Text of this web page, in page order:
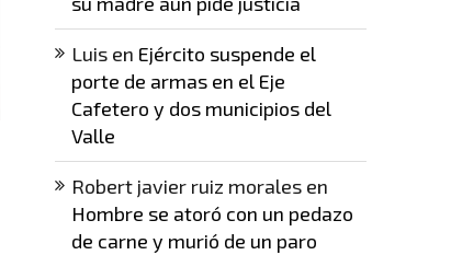
Luisen Ejército suspende el
porte de armas en el Eje
Cafetero y dos municipios del
Valle
Robert javier ruiz moralesen
Hombre se atoró con un pedazo
de carne y murió de un paro